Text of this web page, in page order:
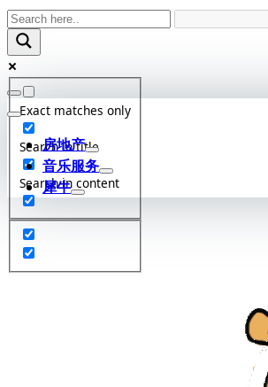
Skip
to
content
Exact matches only
Search in title
Search in content
房地产
音乐服务
犀牛